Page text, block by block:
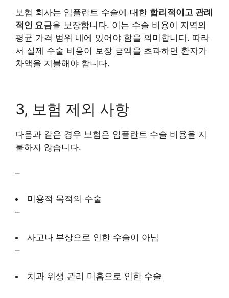
보험 회사는 임플란트 수술에 대한 합리적이고 관례
적인 요금을 보장합니다. 이는 수술 비용이 지역의
평균 가격 범위 내에 있어야 함을 의미합니다. 따라
서 실제 수술 비용이 보장 금액을 초과하면 환자가
차액을 지불해야 합니다.
3, 보험 제외 사항
다음과 같은 경우 보험은 임플란트 수술 비용을 지
불하지 않습니다.
–
미용적 목적의 수술
–
사고나 부상으로 인한 수술이 아님
–
치과 위생 관리 미흡으로 인한 수술